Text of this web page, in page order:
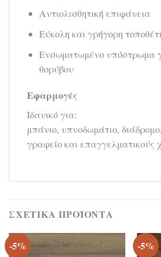
Αντιολισθητική επιφάνεια
Εύκολη και γρήγορη
Ενσωματωμένο υπόστρωμα
θορύβου
Εφαρμογές
Ιδανικό για:
μπάνιο, υπνοδωμάτιο,
γραφείο και επαγγελματικούς
ΣΧΕΤΙΚΆ ΠΡΟΪΌΝΤΑ
-5% -5%